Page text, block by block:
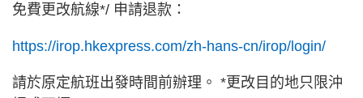
免費更改航線*/ 申請退款：
https://irop.hkexpress.com/zh-hans-cn/irop/login/
請於原定航班出發時間前辦理。 *更改目的地只限沖